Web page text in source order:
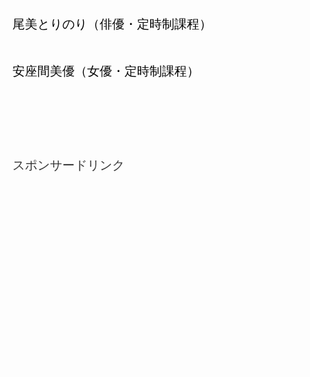
尾美とりのり（俳優・定時制課程）
安座間美優（女優・定時制課程）
スポンサードリンク